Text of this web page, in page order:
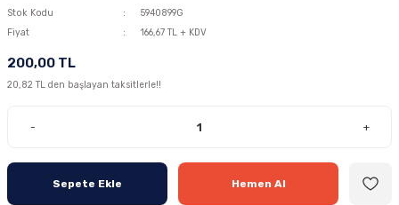
Stok Kodu
5940899G
Fiyat
166,67 TL + KDV
200,00 TL
20,82 TL den başlayan taksitlerle!!
- +
Sepete Ekle Hemen Al